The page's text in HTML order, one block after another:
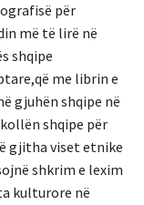
për
më të lirë në
shqipe
me librin e
gjuhën shqipe në
shqipe për
gjitha viset etnike
shkrim e lexim
kulturore në